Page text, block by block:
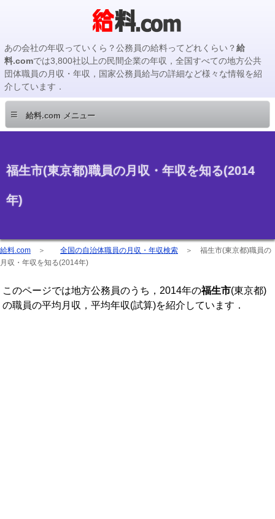
あの会社の年収っていくら？公務員の給料ってどれくらい？給
料.comでは3,800社以上の民間企業の年収，全国すべての地方公共
団体職員の月収・年収，国家公務員給与の詳細など様々な情報を紹
介しています．
≡ 給料.com メニュー
福生市(東京都)職員の月収・年収を知る(2014
年)
給料.com ＞ 全国の自治体職員の月収・年収検索 ＞ 福生市(東京都)職員の
月収・年収を知る(2014年)
このページでは地方公務員のうち，2014年の福生市(東京都)
の職員の平均月収，平均年収(試算)を紹介しています．